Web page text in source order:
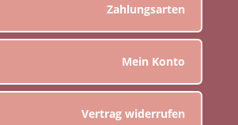
Zahlungsarten
Mein Konto
Vertrag widerrufen